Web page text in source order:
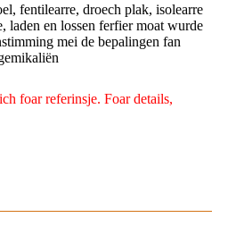
fentilearre, droech plak, isolearre
laden en lossen ferfier moat wurde
mei de bepalingen fan
foar referinsje. Foar details,